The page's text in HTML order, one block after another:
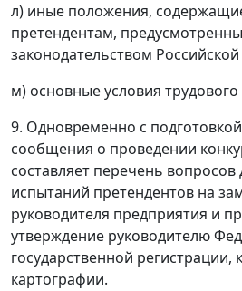
л) иные положения,
претендентам,
законодательством
м) основные условия трудового
9. Одновременно с
сообщения о проведении
составляет перечень вопросов
испытаний претендентов на
руководителя предприятия и
утверждение руководителю
государственной регистрации,
картографии.